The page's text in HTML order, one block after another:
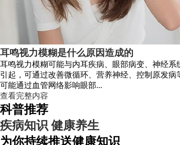
耳鸣视力模糊是什么原因造成的
耳鸣视力模糊可能与内耳疾病、眼部病变、神经
引起，可通过改善微循环、营养神经、控制原发
可能通过血管网络影响眼部...
查看完整内容
科普推荐
疾病知识 健康养生
为你持续推送健康知识